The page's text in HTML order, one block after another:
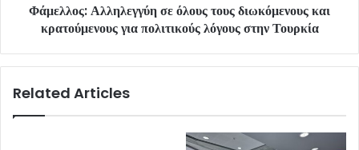
Φάμελλος: Αλληλεγγύη σε όλους τους διωκόμενους και
κρατούμενους για πολιτικούς λόγους στην Τουρκία
Related Articles